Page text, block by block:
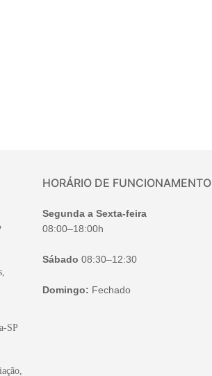
SP
HORÁRIO DE FUNCIONAMENTO
Segunda a Sexta-feira
08:00–18:00h
Sábado 08:30–12:30
Domingo: Fechado